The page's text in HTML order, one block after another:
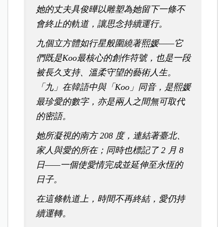
她的丈夫具俊曄以雕塑為她留下一條不
會終止的軌道，讓思念持續運行。
九個立方體如行星般圍繞著熙媛——它
們既是Koo最核心的創作符號，也是一段
被長久支持、溫柔守望的藝術人生。
「九」在韓語中與「Koo」同音，是熙媛
最珍愛的數字，亦是兩人之間無可取代
的密語。
她所凝視的南方 208 度，連結著臺北、
家人與愛的所在；同時也標記了 2 月 8
日——一個使愛情完成並延伸至永恆的
日子。
在這條軌道上，時間不再終結，愛仍持
續運轉。